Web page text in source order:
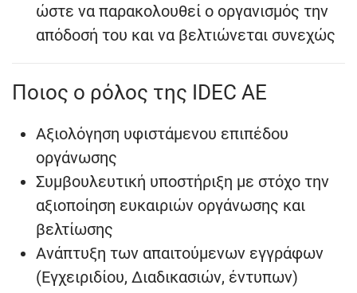
ώστε να παρακολουθεί ο οργανισμός την
απόδοσή του και να βελτιώνεται συνεχώς
Ποιος ο ρόλος της IDEC AE
Αξιολόγηση υφιστάμενου επιπέδου
οργάνωσης
Συμβουλευτική υποστήριξη με στόχο την
αξιοποίηση ευκαιριών οργάνωσης και
βελτίωσης
Ανάπτυξη των απαιτούμενων εγγράφων
(Εγχειριδίου, Διαδικασιών, έντυπων)